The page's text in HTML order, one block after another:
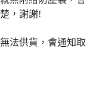
，謝謝!
法供貨，會通知取